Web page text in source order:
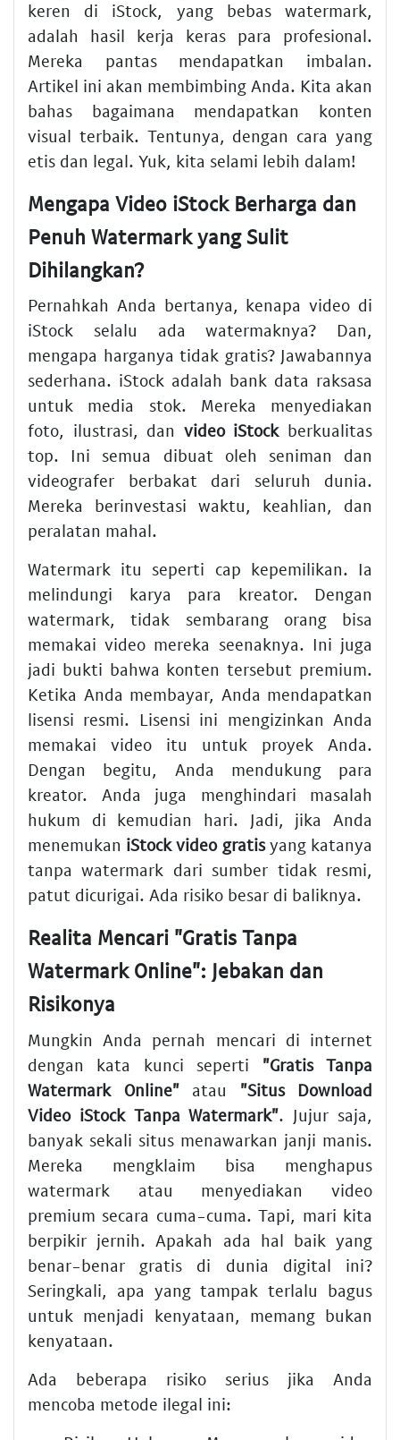
keren di iStock, yang bebas watermark,
adalah hasil kerja keras para profesional.
Mereka pantas mendapatkan imbalan.
Artikel ini akan membimbing Anda. Kita akan
bahas bagaimana mendapatkan konten
visual terbaik. Tentunya, dengan cara yang
etis dan legal. Yuk, kita selami lebih dalam!
Mengapa Video iStock Berharga dan
Penuh Watermark yang Sulit
Dihilangkan?
Pernahkah Anda bertanya, kenapa video di
iStock selalu ada watermaknya? Dan,
mengapa harganya tidak gratis? Jawabannya
sederhana. iStock adalah bank data raksasa
untuk media stok. Mereka menyediakan
foto, ilustrasi, dan video iStockberkualitas
top. Ini semua dibuat oleh seniman dan
videografer berbakat dari seluruh dunia.
Mereka berinvestasi waktu, keahlian, dan
peralatan mahal.
Watermark itu seperti cap kepemilikan. Ia
melindungi karya para kreator. Dengan
watermark, tidak sembarang orang bisa
memakai video mereka seenaknya. Ini juga
jadi bukti bahwa konten tersebut premium.
Ketika Anda membayar, Anda mendapatkan
lisensi resmi. Lisensi ini mengizinkan Anda
memakai video itu untuk proyek Anda.
Dengan begitu, Anda mendukung para
kreator. Anda juga menghindari masalah
hukum di kemudian hari. Jadi, jika Anda
menemukan iStock video gratisyang katanya
tanpa watermark dari sumber tidak resmi,
patut dicurigai. Ada risiko besar di baliknya.
Realita Mencari "Gratis Tanpa
Watermark Online": Jebakan dan
Risikonya
Mungkin Anda pernah mencari di internet
dengan kata kunci seperti "Gratis Tanpa
Watermark Online"atau "Situs Download
Video iStock Tanpa Watermark". Jujur saja,
banyak sekali situs menawarkan janji manis.
Mereka mengklaim bisa menghapus
watermark atau menyediakan video
premium secara cuma-cuma. Tapi, mari kita
berpikir jernih. Apakah ada hal baik yang
benar-benar gratis di dunia digital ini?
Seringkali, apa yang tampak terlalu bagus
untuk menjadi kenyataan, memang bukan
kenyataan.
Ada beberapa risiko serius jika Anda
mencoba metode ilegal ini: